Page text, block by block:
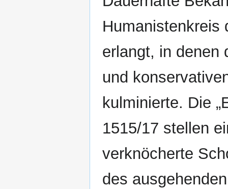
Humanistenkreis
erlangt, in denen
und
kulminierte. Die
1515/17 stellen
verknöcherte
des